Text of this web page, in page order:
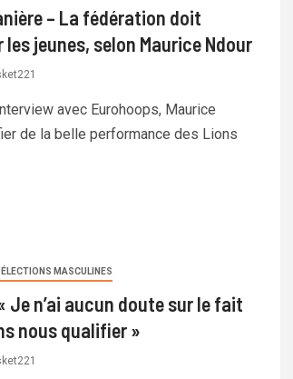
– La fédération doit
jeunes, selon Maurice Ndour
avec Eurohoops, Maurice
de la belle performance des Lions
MASCULINES
Je n’ai aucun doute sur le fait
nous qualifier »